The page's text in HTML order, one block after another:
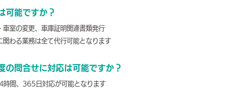
可能ですか？
車室の変更、車庫証明関連書類発行
関わる業務は全て代行可能となります
の問合せに対応は可能ですか？
時間、365日対応が可能となります